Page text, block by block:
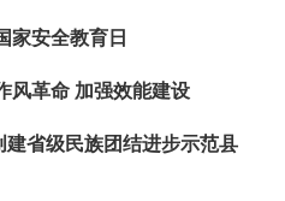
家安全教育日
风革命 加强效能建设
建省级民族团结进步示范县